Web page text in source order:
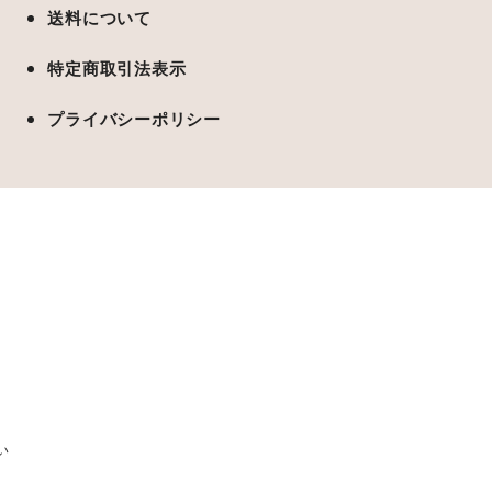
送料について
特定商取引法表示
プライバシーポリシー